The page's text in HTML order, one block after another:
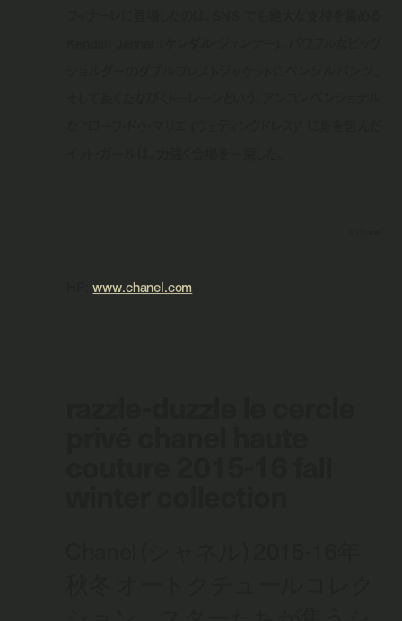
HP:www.chanel.com